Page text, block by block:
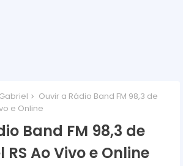
Ouvir a Rádio Band FM 98,3 de
e Online
Band FM 98,3 de
RS Ao Vivo e Online